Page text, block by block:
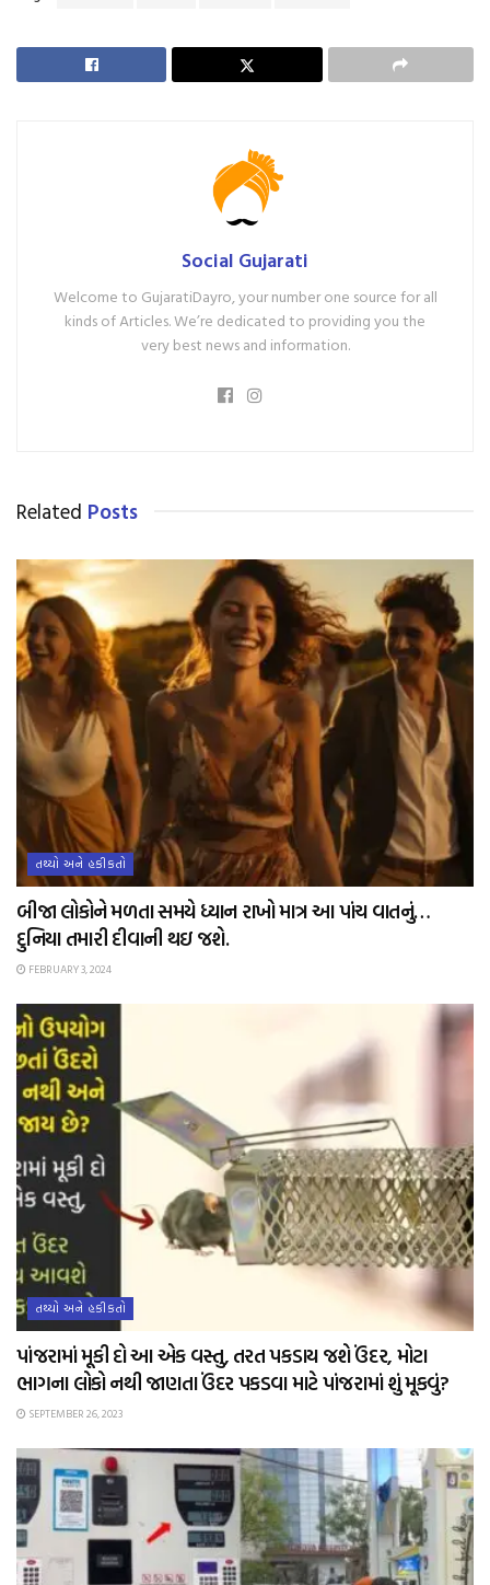
Social Gujarati
Welcome to GujaratiDayro, your number one source for all
kinds of Articles. We’re dedicated to providing you the
very best news and information.
Related Posts
તથ્યો અને હકીકતો
બીજા લોકોને મળતા સમયે ધ્યાન રાખો માત્ર આ પાંચ વાતનું…
દુનિયા તમારી દીવાની થઇ જશે.
FEBRUARY 3, 2024
તથ્યો અને હકીકતો
પાંજરામાં મૂકી દો આ એક વસ્તુ, તરત પકડાય જશે ઉંદર, મોટા
ભાગના લોકો નથી જાણતા ઉંદર પકડવા માટે પાંજરામાં શું મૂકવું?
SEPTEMBER 26, 2023